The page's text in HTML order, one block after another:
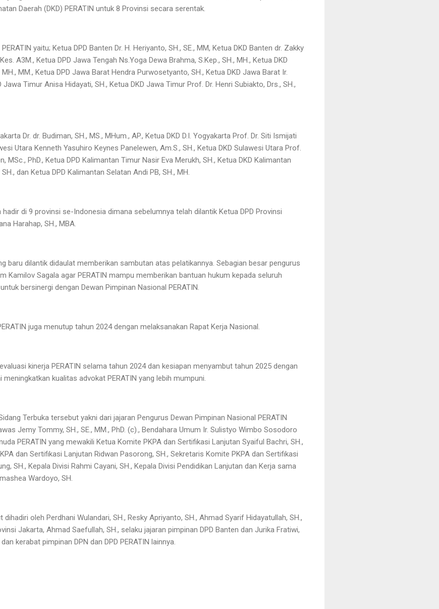
Daerah (DKD) PERATIN untuk 8 Provinsi secara serentak.
yaitu; Ketua DPD Banten Dr. H. Heriyanto, SH., SE., MM, Ketua DKD Banten dr. Zakky
A3M., Ketua DPD Jawa Tengah Ns.Yoga Dewa Brahma, S.Kep., SH., MH., Ketua DKD
MM., Ketua DPD Jawa Barat Hendra Purwosetyanto, SH., Ketua DKD Jawa Barat Ir.
Timur Anisa Hidayati, SH., Ketua DKD Jawa Timur Prof. Dr. Henri Subiakto, Drs., SH.,
Dr. dr. Budiman, SH., MS., MHum., AP., Ketua DKD D.I. Yogyakarta Prof. Dr. Siti Ismijati
Utara Kenneth Yasuhiro Keynes Panelewen, Am.S., SH., Ketua DKD Sulawesi Utara Prof.
MSc., PhD., Ketua DPD Kalimantan Timur Nasir Eva Merukh, SH., Ketua DKD Kalimantan
dan Ketua DPD Kalimantan Selatan Andi PB, SH., MH.
hadir di 9 provinsi se-Indonesia dimana sebelumnya telah dilantik Ketua DPD Provinsi
Harahap, SH., MBA.
baru dilantik didaulat memberikan sambutan atas pelatikannya. Sebagian besar pengurus
Kamilov Sagala agar PERATIN mampu memberikan bantuan hukum kepada seluruh
bersinergi dengan Dewan Pimpinan Nasional PERATIN.
juga menutup tahun 2024 dengan melaksanakan Rapat Kerja Nasional.
kinerja PERATIN selama tahun 2024 dan kesiapan menyambut tahun 2025 dengan
kualitas advokat PERATIN yang lebih mumpuni.
Terbuka tersebut yakni dari jajaran Pengurus Dewan Pimpinan Nasional PERATIN
Jemy Tommy, SH., SE., MM., PhD. (c)., Bendahara Umum Ir. Sulistyo Wimbo Sosodoro
PERATIN yang mewakili Ketua Komite PKPA dan Sertifikasi Lanjutan Syaiful Bachri, SH.,
dan Sertifikasi Lanjutan Ridwan Pasorong, SH., Sekretaris Komite PKPA dan Sertifikasi
SH., Kepala Divisi Rahmi Cayani, SH., Kepala Divisi Pendidikan Lanjutan dan Kerja sama
Wardoyo, SH.
oleh Perdhani Wulandari, SH., Resky Apriyanto, SH., Ahmad Syarif Hidayatullah, SH.,
Jakarta, Ahmad Saefullah, SH., selaku jajaran pimpinan DPD Banten dan Jurika Fratiwi,
kerabat pimpinan DPN dan DPD PERATIN lainnya.